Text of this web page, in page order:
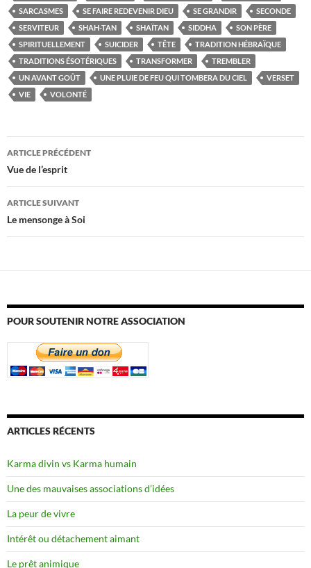
SARCASMES
SE FAIRE REDEVENIR DIEU SE GRANDIR
SECONDE
SERVITEUR
SHAH-TAN SHAÏTAN SIDDHA
SON PÈRE
SPIRITUELLEMENT
SUICIDER TÊTE
TRADITION HÉBRAÏQUE
TRADITIONS ÉSOTÉRIQUES
TRANSFORMER
TREMBLER
UN AVANT GOÛT
UNE PLUIE DE FEU QUI TOMBERA DU CIEL
VERSET
VIE
VOLONTÉ
Navigation
des
articles
ARTICLE PRÉCÉDENT
Vue de l’esprit
ARTICLE SUIVANT
Le mensonge à Soi
POUR SOUTENIR NOTRE ASSOCIATION
ARTICLES RÉCENTS
Karma divin vs Karma humain
Une des mauvaises associations d’idées
La peur de vivre
Intérêt ou détachement aimant
Le prêt animique